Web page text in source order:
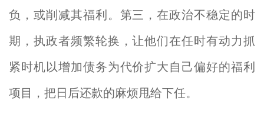
负，或削减其福利。第三，在政治不稳定的时
期，执政者频繁轮换，让他们在任时有动力抓
紧时机以增加债务为代价扩大自己偏好的福利
项目，把日后还款的麻烦甩给下任。